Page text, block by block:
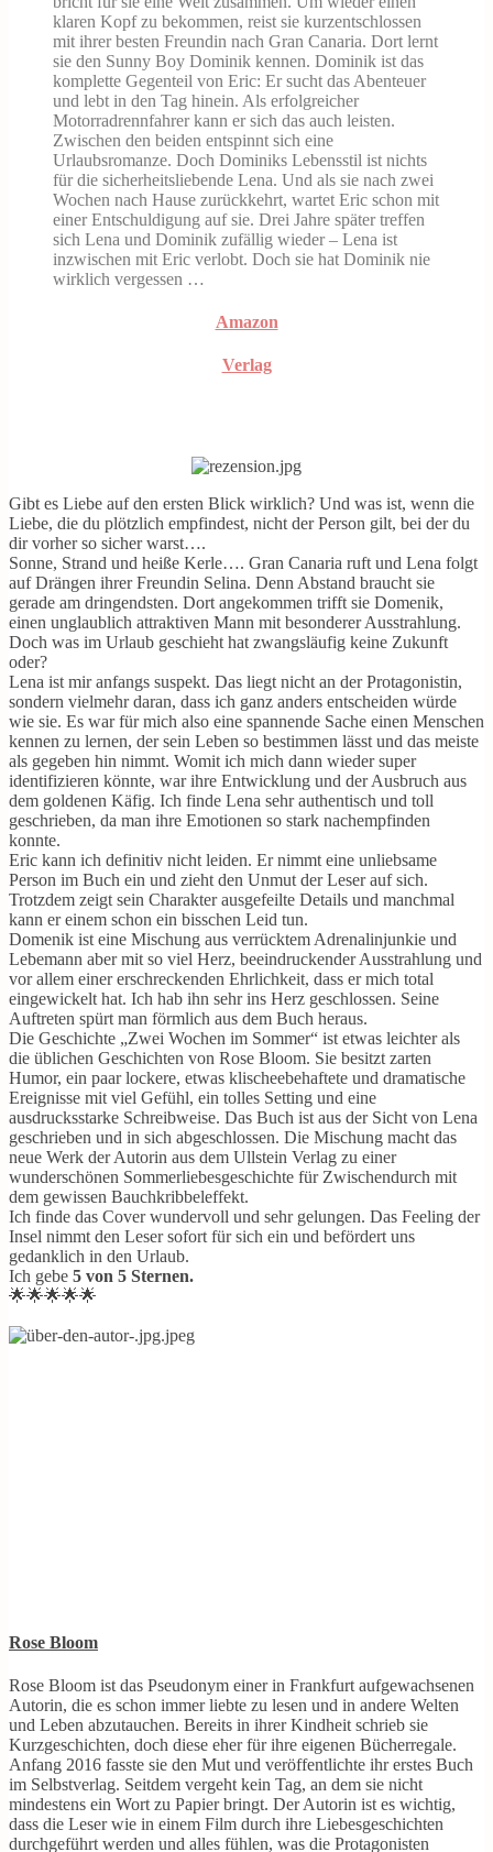
klaren Kopf zu bekommen, reist sie kurzentschlossen
mit ihrer besten Freundin nach Gran Canaria. Dort lernt
sie den Sunny Boy Dominik kennen. Dominik ist das
komplette Gegenteil von Eric: Er sucht das Abenteuer
und lebt in den Tag hinein. Als erfolgreicher
Motorradrennfahrer kann er sich das auch leisten.
Zwischen den beiden entspinnt sich eine
Urlaubsromanze. Doch Dominiks Lebensstil ist nichts
für die sicherheitsliebende Lena. Und als sie nach zwei
Wochen nach Hause zurückkehrt, wartet Eric schon mit
einer Entschuldigung auf sie. Drei Jahre später treffen
sich Lena und Dominik zufällig wieder – Lena ist
inzwischen mit Eric verlobt. Doch sie hat Dominik nie
wirklich vergessen …
Amazon
Verlag
Gibt es Liebe auf den ersten Blick wirklich? Und was ist, wenn die
Liebe, die du plötzlich empfindest, nicht der Person gilt, bei der du
dir vorher so sicher warst….
Sonne, Strand und heiße Kerle…. Gran Canaria ruft und Lena folgt
auf Drängen ihrer Freundin Selina. Denn Abstand braucht sie
gerade am dringendsten. Dort angekommen trifft sie Domenik,
einen unglaublich attraktiven Mann mit besonderer Ausstrahlung.
Doch was im Urlaub geschieht hat zwangsläufig keine Zukunft
oder?
Lena ist mir anfangs suspekt. Das liegt nicht an der Protagonistin,
sondern vielmehr daran, dass ich ganz anders entscheiden würde
wie sie. Es war für mich also eine spannende Sache einen Menschen
kennen zu lernen, der sein Leben so bestimmen lässt und das meiste
als gegeben hin nimmt. Womit ich mich dann wieder super
identifizieren könnte, war ihre Entwicklung und der Ausbruch aus
dem goldenen Käfig. Ich finde Lena sehr authentisch und toll
geschrieben, da man ihre Emotionen so stark nachempfinden
konnte.
Eric kann ich definitiv nicht leiden. Er nimmt eine unliebsame
Person im Buch ein und zieht den Unmut der Leser auf sich.
Trotzdem zeigt sein Charakter ausgefeilte Details und manchmal
kann er einem schon ein bisschen Leid tun.
Domenik ist eine Mischung aus verrücktem Adrenalinjunkie und
Lebemann aber mit so viel Herz, beeindruckender Ausstrahlung und
vor allem einer erschreckenden Ehrlichkeit, dass er mich total
eingewickelt hat. Ich hab ihn sehr ins Herz geschlossen. Seine
Auftreten spürt man förmlich aus dem Buch heraus.
Die Geschichte „Zwei Wochen im Sommer“ ist etwas leichter als
die üblichen Geschichten von Rose Bloom. Sie besitzt zarten
Humor, ein paar lockere, etwas klischeebehaftete und dramatische
Ereignisse mit viel Gefühl, ein tolles Setting und eine
ausdrucksstarke Schreibweise. Das Buch ist aus der Sicht von Lena
geschrieben und in sich abgeschlossen. Die Mischung macht das
neue Werk der Autorin aus dem Ullstein Verlag zu einer
wunderschönen Sommerliebesgeschichte für Zwischendurch mit
dem gewissen Bauchkribbeleffekt.
Ich finde das Cover wundervoll und sehr gelungen. Das Feeling der
Insel nimmt den Leser sofort für sich ein und befördert uns
gedanklich in den Urlaub.
Ich gebe 5 von 5 Sternen.
🌟🌟🌟🌟🌟
Rose Bloom
Rose Bloom ist das Pseudonym einer in Frankfurt aufgewachsenen
Autorin, die es schon immer liebte zu lesen und in andere Welten
und Leben abzutauchen. Bereits in ihrer Kindheit schrieb sie
Kurzgeschichten, doch diese eher für ihre eigenen Bücherregale.
Anfang 2016 fasste sie den Mut und veröffentlichte ihr erstes Buch
im Selbstverlag. Seitdem vergeht kein Tag, an dem sie nicht
mindestens ein Wort zu Papier bringt. Der Autorin ist es wichtig,
dass die Leser wie in einem Film durch ihre Liebesgeschichten
durchgeführt werden und alles fühlen, was die Protagonisten